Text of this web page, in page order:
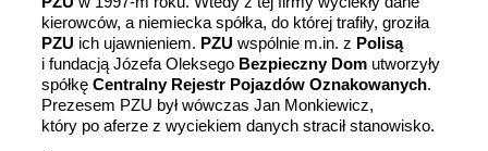
kierowców, a niemiecka spółka, do której trafiły, groziła
PZU ich ujawnieniem. PZU wspólnie m.in. z Polisą
i fundacją Józefa Oleksego Bezpieczny Dom utworzyły
spółkę Centralny Rejestr Pojazdów Oznakowanych.
Prezesem PZU był wówczas Jan Monkiewicz,
który po aferze z wyciekiem danych stracił stanowisko.